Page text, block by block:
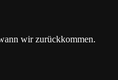
wir zurückkommen.